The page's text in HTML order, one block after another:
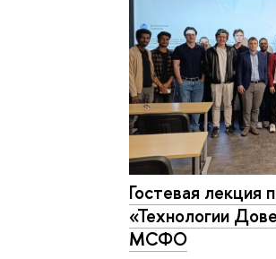
Гостевая лекция
«Технологии
МСФО